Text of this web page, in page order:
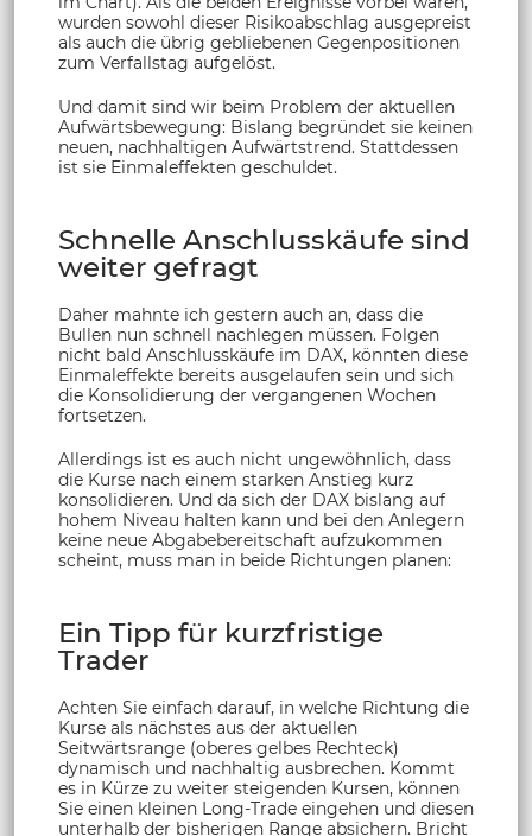
wurden sowohl dieser Risikoabschlag ausgepreist
als auch die übrig gebliebenen Gegenpositionen
zum Verfallstag aufgelöst.
Und damit sind wir beim Problem der aktuellen
Aufwärtsbewegung: Bislang begründet sie keinen
neuen, nachhaltigen Aufwärtstrend. Stattdessen
ist sie Einmaleffekten geschuldet.
Schnelle Anschlusskäufe sind
weiter gefragt
Daher mahnte ich gestern auch an, dass die
Bullen nun schnell nachlegen müssen. Folgen
nicht bald Anschlusskäufe im DAX, könnten diese
Einmaleffekte bereits ausgelaufen sein und sich
die Konsolidierung der vergangenen Wochen
fortsetzen.
Allerdings ist es auch nicht ungewöhnlich, dass
die Kurse nach einem starken Anstieg kurz
konsolidieren. Und da sich der DAX bislang auf
hohem Niveau halten kann und bei den Anlegern
keine neue Abgabebereitschaft aufzukommen
scheint, muss man in beide Richtungen planen:
Ein Tipp für kurzfristige
Trader
Achten Sie einfach darauf, in welche Richtung die
Kurse als nächstes aus der aktuellen
Seitwärtsrange (oberes gelbes Rechteck)
dynamisch und nachhaltig ausbrechen. Kommt
es in Kürze zu weiter steigenden Kursen, können
Sie einen kleinen Long-Trade eingehen und diesen
unterhalb der bisherigen Range absichern. Bricht